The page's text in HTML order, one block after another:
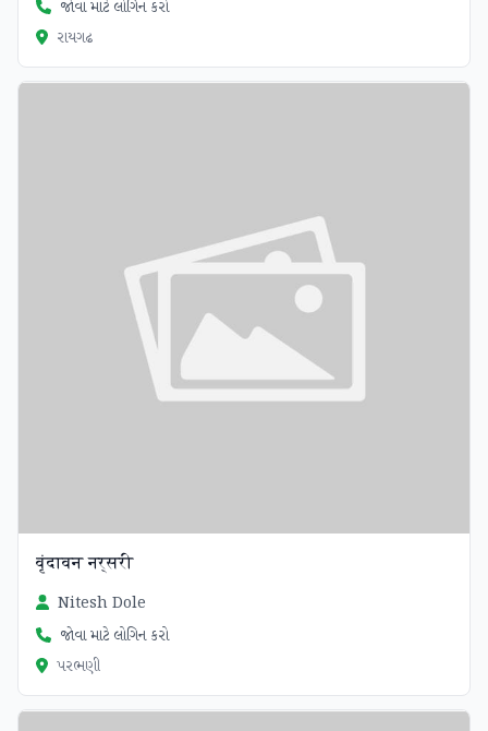
જોવા માટે લોગિન કરો
રાયગઢ
वृंदावन नर्सरी
Nitesh Dole
જોવા માટે લોગિન કરો
પરભણી